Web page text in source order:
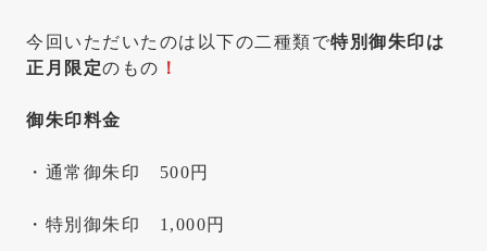
今回いただいたのは以下の二種類で特別御朱印は
正月限定のもの ！
御朱印料金
・通常御朱印 500円
・特別御朱印 1,000円